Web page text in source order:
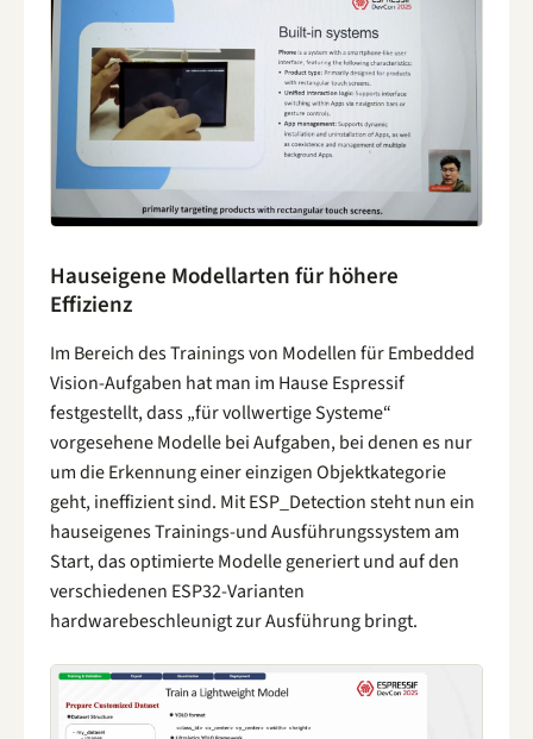
Hauseigene Modellarten für höhere
Effizienz
Im Bereich des Trainings von Modellen für Embedded
Vision-Aufgaben hat man im Hause Espressif
festgestellt, dass „für vollwertige Systeme“
vorgesehene Modelle bei Aufgaben, bei denen es nur
um die Erkennung einer einzigen Objektkategorie
geht, ineffizient sind. Mit ESP_Detection steht nun ein
hauseigenes Trainings-und Ausführungssystem am
Start, das optimierte Modelle generiert und auf den
verschiedenen ESP32-Varianten
hardwarebeschleunigt zur Ausführung bringt.